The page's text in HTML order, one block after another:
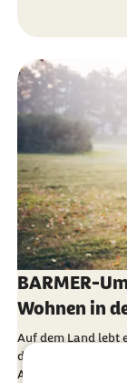
BARMER-
Wohnen in
Auf dem Land lebt
diesem Ergebnis
Auftrag der